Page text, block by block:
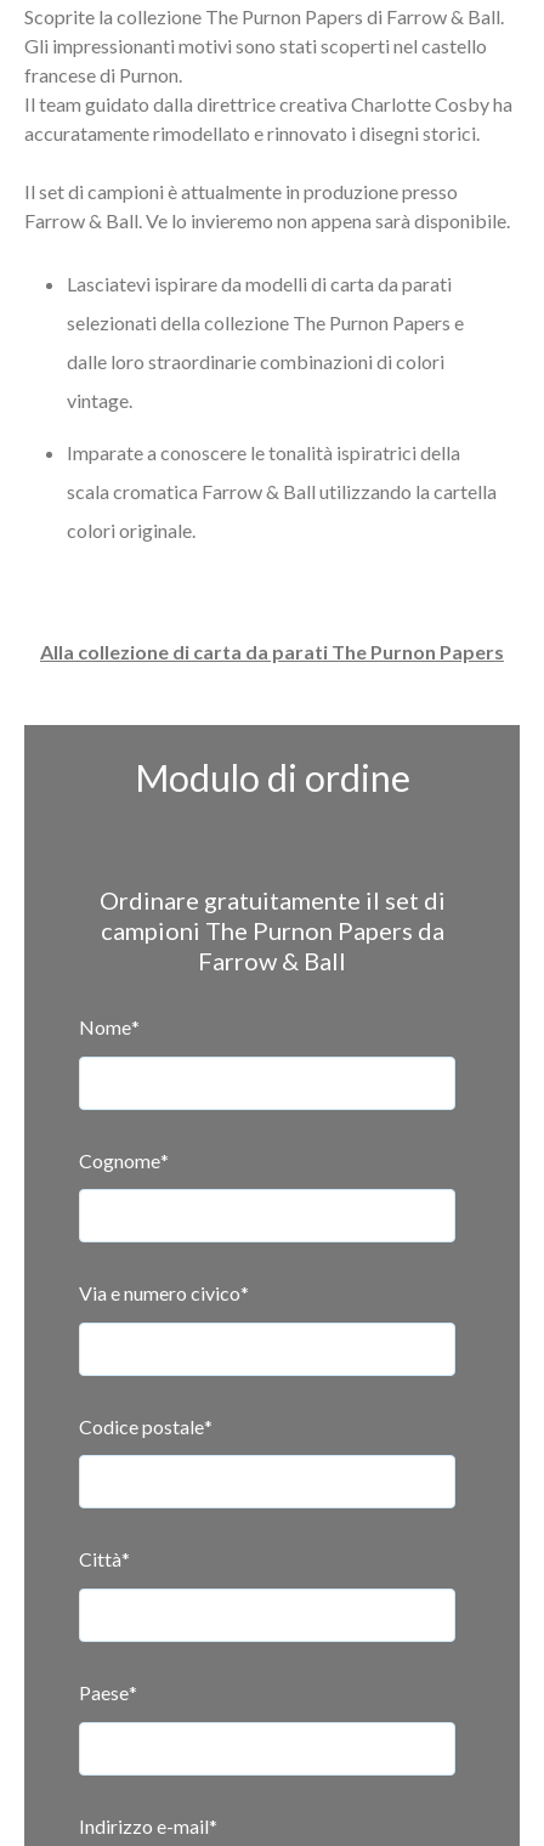
Scoprite la collezione The Purnon Papers di Farrow & Ball.
Gli impressionanti motivi sono stati scoperti nel castello
francese di Purnon.
Il team guidato dalla direttrice creativa Charlotte Cosby ha
accuratamente rimodellato e rinnovato i disegni storici.
Il set di campioni è attualmente in produzione presso
Farrow & Ball. Ve lo invieremo non appena sarà disponibile.
Lasciatevi ispirare da modelli di carta da parati
selezionati della collezione The Purnon Papers e
dalle loro straordinarie combinazioni di colori
vintage.
Imparate a conoscere le tonalità ispiratrici della
scala cromatica Farrow & Ball utilizzando la cartella
colori originale.
Alla collezione di carta da parati The Purnon Papers
Modulo di ordine
Ordinare gratuitamente il set di
campioni The Purnon Papers da
Farrow & Ball
Nome*
Cognome*
Via e numero civico*
Codice postale*
Città*
Paese*
Indirizzo e-mail*